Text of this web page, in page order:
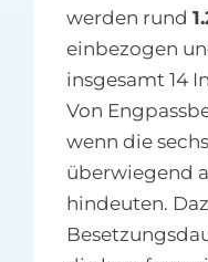
werden rund
einbezogen
insgesamt 14
Von
wenn die sechs
überwiegend
hindeuten.